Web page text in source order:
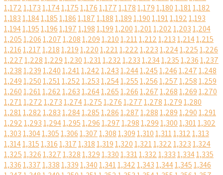
1,1721,1731,1741,1751,1761,1771,1781,1791,1801,1811,182
1,1831,1841,1851,1861,1871,1881,1891,1901,1911,1921,193
1,1941,1951,1961,1971,1981,1991,2001,2011,2021,2031,204
1,2051,2061,2071,2081,2091,2101,2111,2121,2131,2141,215
1,2161,2171,2181,2191,2201,2211,2221,2231,2241,2251,226
1,2271,2281,2291,2301,2311,2321,2331,2341,2351,2361,237
1,2381,2391,2401,2411,2421,2431,2441,2451,2461,2471,248
1,2491,2501,2511,2521,2531,2541,2551,2561,2571,2581,259
1,2601,2611,2621,2631,2641,2651,2661,2671,2681,2691,270
1,2711,2721,2731,2741,2751,2761,2771,2781,2791,280
1,2811,2821,2831,2841,2851,2861,2871,2881,2891,2901,291
1,2921,2931,2941,2951,2961,2971,2981,2991,3001,3011,302
1,3031,3041,3051,3061,3071,3081,3091,3101,3111,3121,313
1,3141,3151,3161,3171,3181,3191,3201,3211,3221,3231,324
1,3251,3261,3271,3281,3291,3301,3311,3321,3331,3341,335
1,3361,3371,3381,3391,3401,3411,3421,3431,3441,3451,346